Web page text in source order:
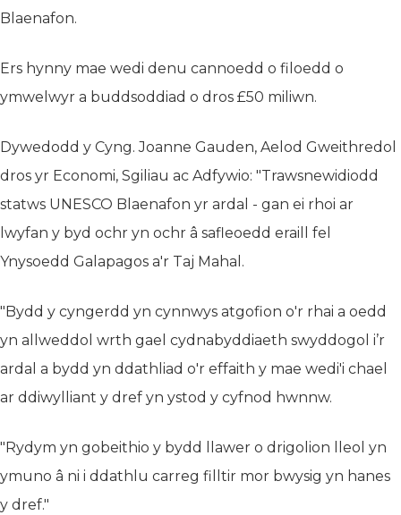
Blaenafon.
Ers hynny mae wedi denu cannoedd o filoedd o
ymwelwyr a buddsoddiad o dros £50 miliwn.
Dywedodd y Cyng. Joanne Gauden, Aelod Gweithredol
dros yr Economi, Sgiliau ac Adfywio: "Trawsnewidiodd
statws UNESCO Blaenafon yr ardal - gan ei rhoi ar
lwyfan y byd ochr yn ochr â safleoedd eraill fel
Ynysoedd Galapagos a'r Taj Mahal.
"Bydd y cyngerdd yn cynnwys atgofion o'r rhai a oedd
yn allweddol wrth gael cydnabyddiaeth swyddogol i’r
ardal a bydd yn ddathliad o'r effaith y mae wedi'i chael
ar ddiwylliant y dref yn ystod y cyfnod hwnnw.
"Rydym yn gobeithio y bydd llawer o drigolion lleol yn
ymuno â ni i ddathlu carreg filltir mor bwysig yn hanes
y dref."